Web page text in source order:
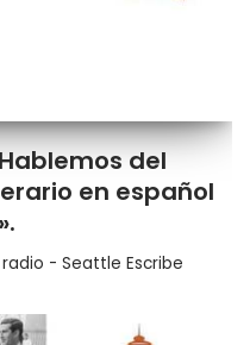
del
en español
- Seattle Escribe